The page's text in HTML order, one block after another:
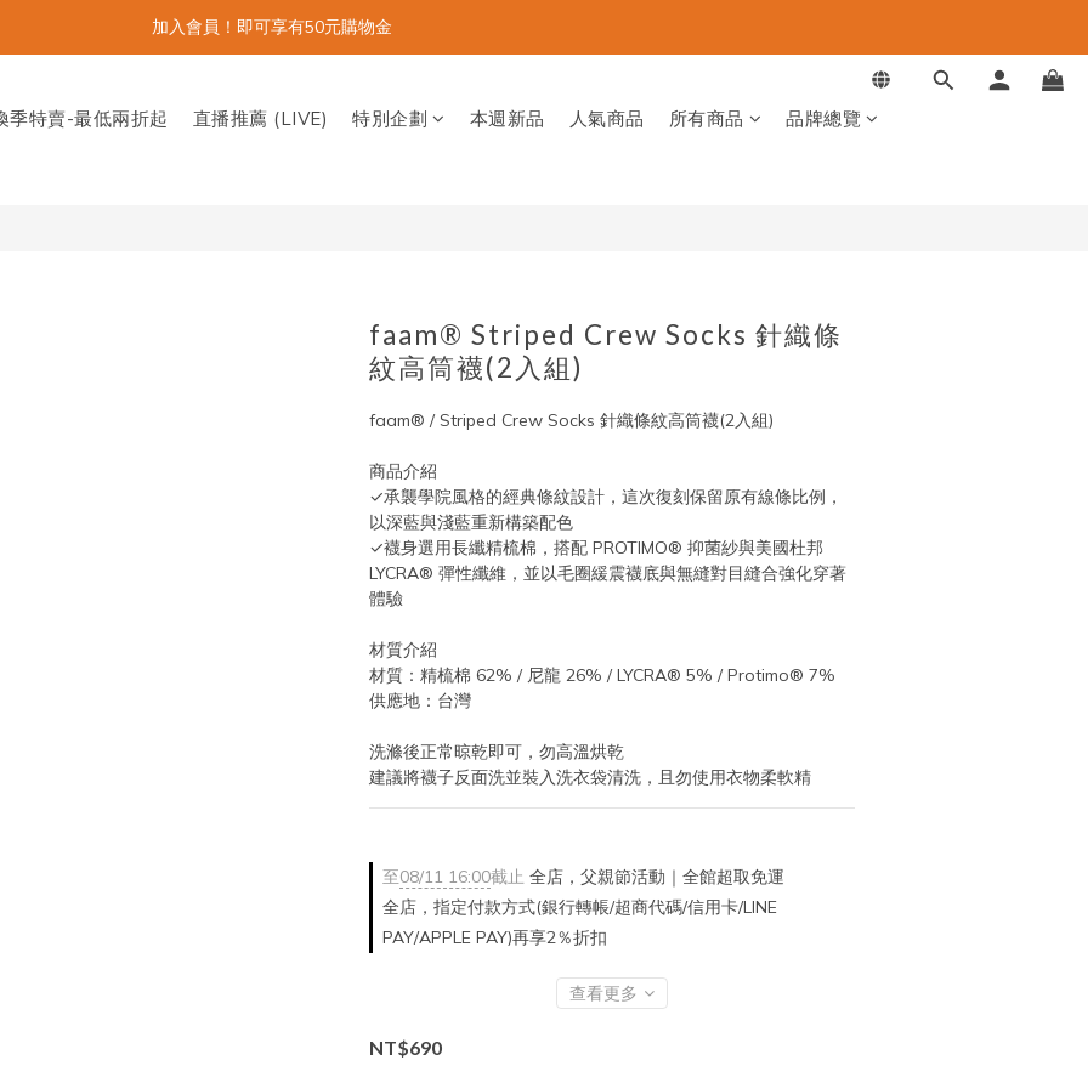
加入會員！即可享有50元購物金
季特賣-最低兩折起 直播推薦 (LIVE) 特別企劃 本週新品 人氣商品 所有商品 品牌總覽
faam® Striped Crew Socks 針織條
紋高筒襪(2入組)
faam® / Striped Crew Socks 針織條紋高筒襪(2入組)
商品介紹
✓承襲學院風格的經典條紋設計，這次復刻保留原有線條比例，
以深藍與淺藍重新構築配色
✓襪身選用長纖精梳棉，搭配 PROTIMO® 抑菌紗與美國杜邦
LYCRA® 彈性纖維，並以毛圈緩震襪底與無縫對目縫合強化穿著
體驗
材質介紹
材質：精梳棉 62% / 尼龍 26% / LYCRA® 5% / Protimo® 7%
供應地：台灣
洗滌後正常晾乾即可，勿高溫烘乾
建議將襪子反面洗並裝入洗衣袋清洗，且勿使用衣物柔軟精
至08/11 16:00截止 全店，父親節活動｜全館超取免運
全店，指定付款方式(銀行轉帳/超商代碼/信用卡/LINE
PAY/APPLE PAY)再享2％折扣
查看更多
NT$690